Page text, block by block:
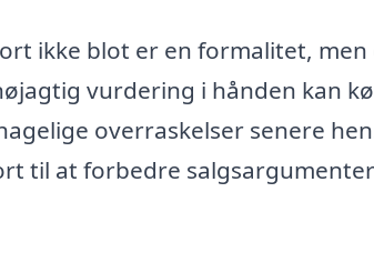
ikke blot er en formalitet, men
vurdering i hånden kan
overraskelser senere
til at forbedre